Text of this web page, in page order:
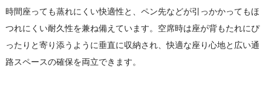
時間座っても蒸れにくい快適性と、ペン先などが引っかかってもほ
つれにくい耐久性を兼ね備えています。空席時は座が背もたれにぴ
ったりと寄り添うように垂直に収納され、快適な座り心地と広い通
路スペースの確保を両立できます。